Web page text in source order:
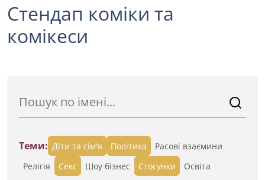
Стендап коміки та
комікеси
Теми: Діти та сім'я Політика
Расові взаємини
Релігія
Секс Шоу бізнес Стосунки
Освіта